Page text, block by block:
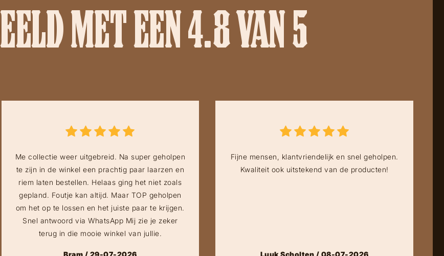
MET EEN 4.8 VAN 5
Me collectie weer uitgebreid. Na super geholpen
te zijn in de winkel een prachtig paar laarzen en
riem laten bestellen. Helaas ging het niet zoals
gepland. Foutje kan altijd. Maar TOP geholpen
om het op te lossen en het juiste paar te krijgen.
Snel antwoord via WhatsApp Mij zie je zeker
terug in die mooie winkel van jullie.
Bram / 29-07-2026
Fijne mensen, klantvriendelijk en snel geholpen.
Kwaliteit ook uitstekend van de producten!
Luuk Scholten / 08-07-2026